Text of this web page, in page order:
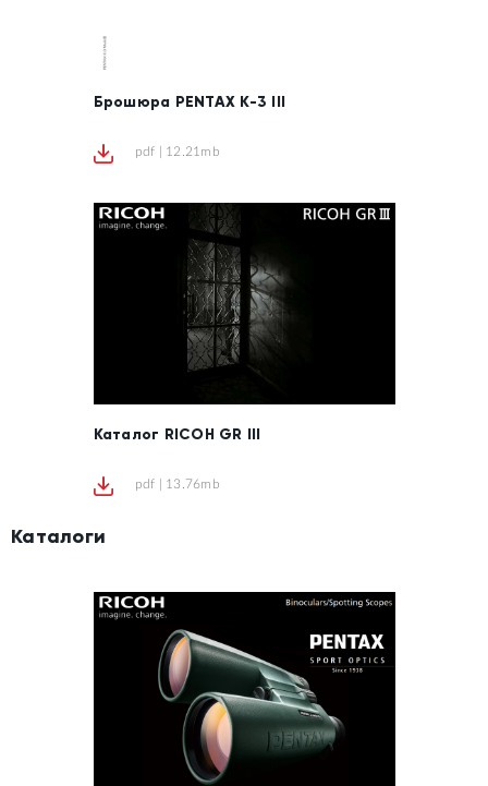
Брошюра PENTAX K-3 III
pdf | 12.21mb
Каталог RICOH GR III
pdf | 13.76mb
Каталоги